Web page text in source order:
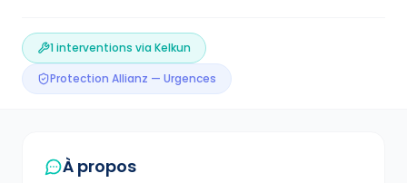
1interventions via Kelkun
Protection Allianz — Urgences
À propos